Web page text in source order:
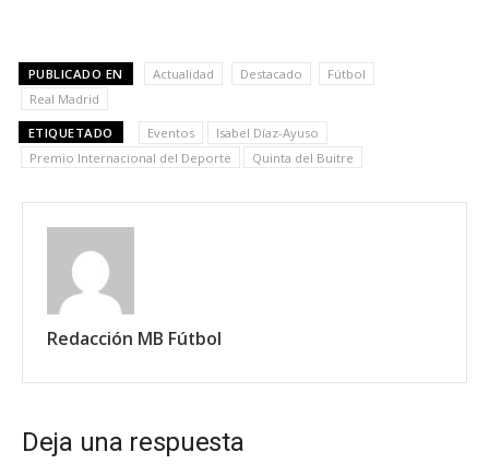
PUBLICADO EN Actualidad Destacado
Fútbol
Real Madrid
ETIQUETADO Eventos
Isabel Díaz-Ayuso
Premio Internacional del Deporte
Quinta del Buitre
Redacción MB Fútbol
Deja una respuesta